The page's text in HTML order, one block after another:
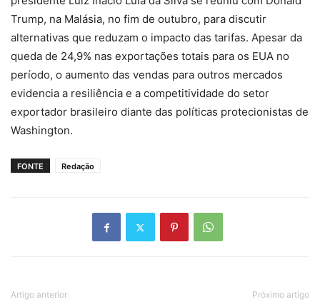
Trump, na Malásia, no fim de outubro, para discutir
alternativas que reduzam o impacto das tarifas. Apesar da
queda de 24,9% nas exportações totais para os EUA no
período, o aumento das vendas para outros mercados
evidencia a resiliência e a competitividade do setor
exportador brasileiro diante das políticas protecionistas de
Washington.
FONTE Redação
Artigo anterior Próximo artigo